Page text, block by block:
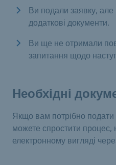
Ви подали заявку,
додаткові документи.
Ви ще не отримали
запитання щодо
Необхідні
Якщо вам потрібно подати
можете спростити процес,
електронному вигляді